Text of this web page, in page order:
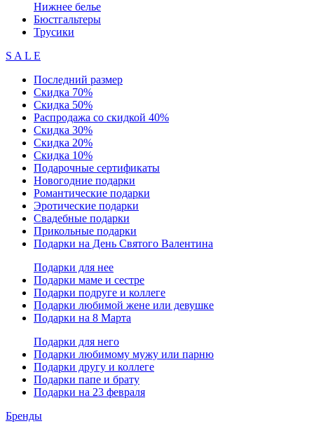
Нижнее белье
Бюстгальтеры
Трусики
S A L E
Последний размер
Скидка 70%
Скидка 50%
Распродажа со скидкой 40%
Скидка 30%
Скидка 20%
Скидка 10%
Подарочные сертификаты
Новогодние подарки
Романтические подарки
Эротические подарки
Свадебные подарки
Прикольные подарки
Подарки на День Святого Валентина
Подарки для нее
Подарки маме и сестре
Подарки подруге и коллеге
Подарки любимой жене или девушке
Подарки на 8 Марта
Подарки для него
Подарки любимому мужу или парню
Подарки другу и коллеге
Подарки папе и брату
Подарки на 23 февраля
Бренды